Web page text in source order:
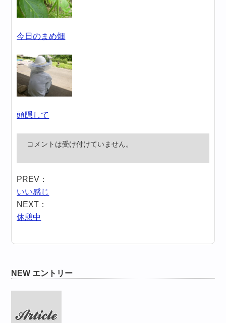
今日のまめ畑
頭隠して
コメントは受け付けていません。
PREV：
いい感じ
NEXT：
休憩中
NEW エントリー